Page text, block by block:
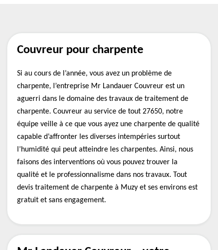
Couvreur pour charpente
Si au cours de l’année, vous avez un problème de
charpente, l’entreprise Mr Landauer Couvreur est un
aguerri dans le domaine des travaux de traitement de
charpente. Couvreur au service de tout 27650, notre
équipe veille à ce que vous ayez une charpente de qualité
capable d’affronter les diverses intempéries surtout
l’humidité qui peut atteindre les charpentes. Ainsi, nous
faisons des interventions où vous pouvez trouver la
qualité et le professionnalisme dans nos travaux. Tout
devis traitement de charpente à Muzy et ses environs est
gratuit et sans engagement.